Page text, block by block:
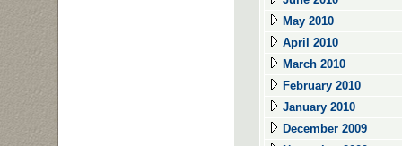
May 2010
April 2010
March 2010
February 2010
January 2010
December 2009